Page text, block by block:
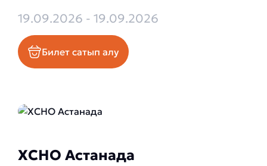
19.09.2026 - 19.09.2026
Билет сатып алу
XCHO Астанада